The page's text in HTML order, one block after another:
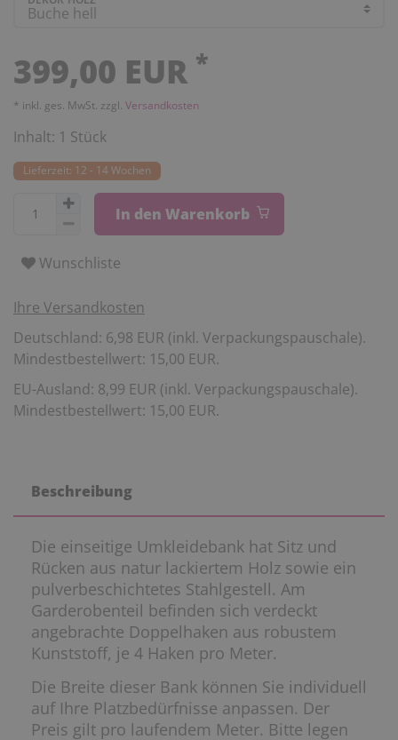
399,00 EUR *
* inkl. ges. MwSt. zzgl. Versandkosten
Inhalt: 1 Stück
Lieferzeit: 12 - 14 Wochen
In den Warenkorb
Wunschliste
Ihre Versandkosten
Deutschland: 6,98 EUR (inkl. Verpackungspauschale).
Mindestbestellwert: 15,00 EUR.
EU-Ausland: 8,99 EUR (inkl. Verpackungspauschale).
Mindestbestellwert: 15,00 EUR.
Beschreibung
Die einseitige Umkleidebank hat Sitz und
Rücken aus natur lackiertem Holz sowie ein
pulverbeschichtetes Stahlgestell. Am
Garderobenteil befinden sich verdeckt
angebrachte Doppelhaken aus robustem
Kunststoff, je 4 Haken pro Meter.
Die Breite dieser Bank können Sie individuell
auf Ihre Platzbedürfnisse anpassen. Der
Preis gilt pro laufendem Meter. Bitte legen